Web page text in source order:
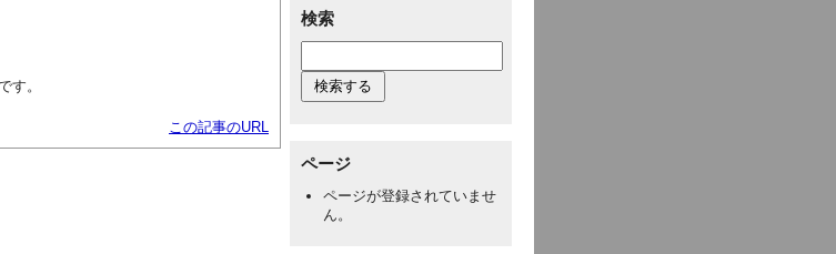
す。
この記事のURL
検索
ページ
ページが登録されていませ
ん。